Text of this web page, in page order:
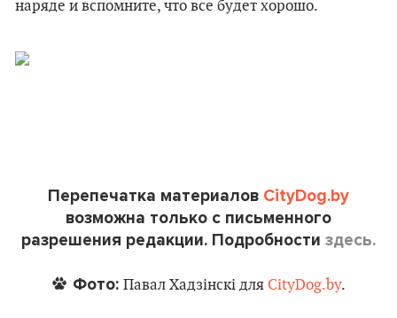
наряде и вспомните, что все будет хорошо.
Перепечатка материалов CityDog.by
возможна только с письменного
разрешения редакции. Подробности здесь.
Фото: Павал Хадзінскі для CityDog.by.